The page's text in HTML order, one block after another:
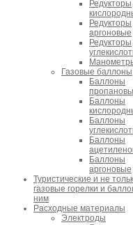
Редукторы
Редукторы
аргоновые
Редукторы
Газовые баллоны
Баллоны
Баллоны
Баллоны
Баллоны
Баллоны
аргоновые
Туристические и не
газовые горелки и
ним
Расходные материалы
Электроды